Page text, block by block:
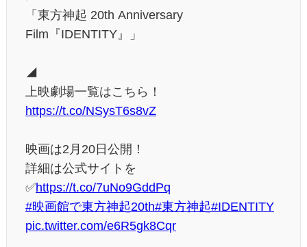
「東方神起 20th Anniversary
Film『IDENTITY』」
◢
上映劇場一覧はこちら！
https://t.co/NSysT6s8vZ
映画は2月20日公開！
詳細は公式サイトを
✅https://t.co/7uNo9GddPq
#映画館で東方神起20th#東方神起#IDENTITY
pic.twitter.com/e6R5gk8Cqr